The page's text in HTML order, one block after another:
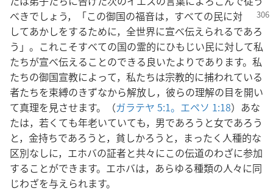
べきでしょう，「この御国の福音は，すべての民に対
してあかしをするために，全世界に宣べ伝えられるであろ
う」。これこそすべての国の霊的にひもじい民に対して私
たちが宣べ伝えることのできる良いたよりであります。私
たちの御国宣教によって，私たちは宗教的に捕われている
者たちを束縛のきずなから解放し，彼らの理解の目を開い
て真理を見させます。（ガラテヤ 5:1。 エペソ 1:18）あな
たは，若くても年老いていても，男であろうと女であろう
と，金持ちであろうと，貧しかろうと，まったく人種的な
区別なしに，エホバの証者と共々にこの伝道のわざに参加
することができます。エホバは，あらゆる種類の人々に同
じわざを与えられます。